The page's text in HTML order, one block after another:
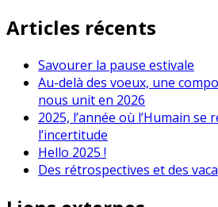
Articles récents
Savourer la pause estivale
Au-delà des voeux, une
nous unit en 2026
2025, l’année où l’Humain se
l’incertitude
Hello 2025 !
Des rétrospectives et des